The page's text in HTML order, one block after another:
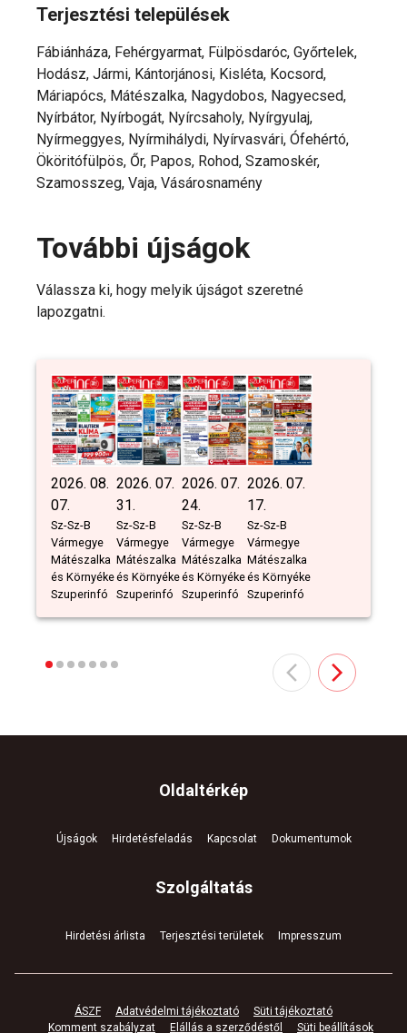
Terjesztési települések
Fábiánháza, Fehérgyarmat, Fülpösdaróc, Győrtelek,
Hodász, Jármi, Kántorjánosi, Kisléta, Kocsord,
Máriapócs, Mátészalka, Nagydobos, Nagyecsed,
Nyírbátor, Nyírbogát, Nyírcsaholy, Nyírgyulaj,
Nyírmeggyes, Nyírmihálydi, Nyírvasvári, Ófehértó,
Ököritófülpös, Őr, Papos, Rohod, Szamoskér,
Szamosszeg, Vaja, Vásárosnamény
További újságok
Válassza ki, hogy melyik újságot szeretné
lapozgatni.
2026. 08.
07.
Sz-Sz-B
Vármegye
Mátészalka
és Környéke
Szuperinfó
2026. 07.
31.
Sz-Sz-B
Vármegye
Mátészalka
és Környéke
Szuperinfó
2026. 07.
24.
Sz-Sz-B
Vármegye
Mátészalka
és Környéke
Szuperinfó
2026. 07.
17.
Sz-Sz-B
Vármegye
Mátészalka
és Környéke
Szuperinfó
Szolgáltatás
Hirdetési árlista Terjesztési területek Impresszum
Oldaltérkép
Újságok Hirdetésfeladás Kapcsolat Dokumentumok
ÁSZF Adatvédelmi tájékoztató
Süti tájékoztató
Komment szabályzat
Elállás a szerződéstől Süti beállítások